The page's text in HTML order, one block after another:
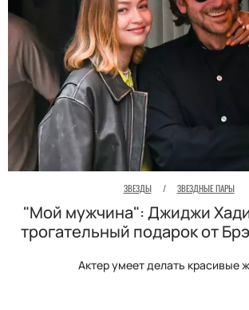
ЗВЕЗДЫ / ЗВЕЗДНЫЕ ПАРЫ
"Мой мужчина": Джиджи
трогательный подарок от
Актер умеет делать красивые